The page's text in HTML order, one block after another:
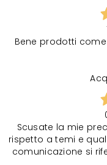
Bene prodotti
Scusate la mie
rispetto a temi e
comunicazione si